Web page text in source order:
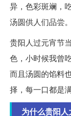
异，色彩斑斓，
汤圆供人们品尝。
贵阳人过元宵节
色，小时候我曾
而且汤圆的馅料
择，每一口都是
为什么贵阳